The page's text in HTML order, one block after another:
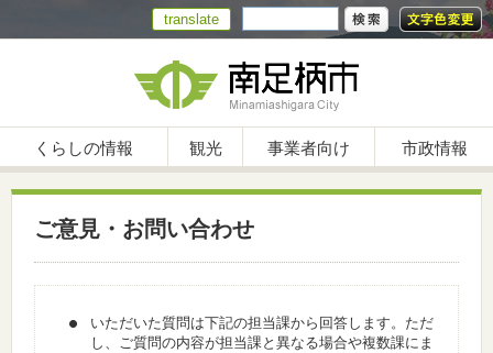
translate
くらしの情報 観光 事業者向け 市政情報
ご意見・お問い合わせ
いただいた質問は下記の担当課から回答します。ただ
し、ご質問の内容が担当課と異なる場合や複数課にま